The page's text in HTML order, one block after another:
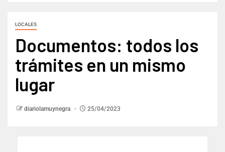
LOCALES
Documentos: todos los
trámites en un mismo
lugar
diariolamuynegra 25/04/2023